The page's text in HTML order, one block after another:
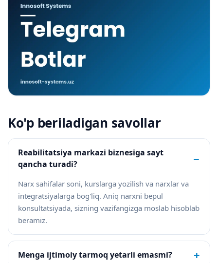
Ko'p beriladigan savollar
Reabilitatsiya markazi biznesiga sayt
qancha turadi?
−
Narx sahifalar soni, kurslarga yozilish va narxlar va
integratsiyalarga bog'liq. Aniq narxni bepul
konsultatsiyada, sizning vazifangizga moslab hisoblab
beramiz.
Menga ijtimoiy tarmoq yetarli emasmi? +